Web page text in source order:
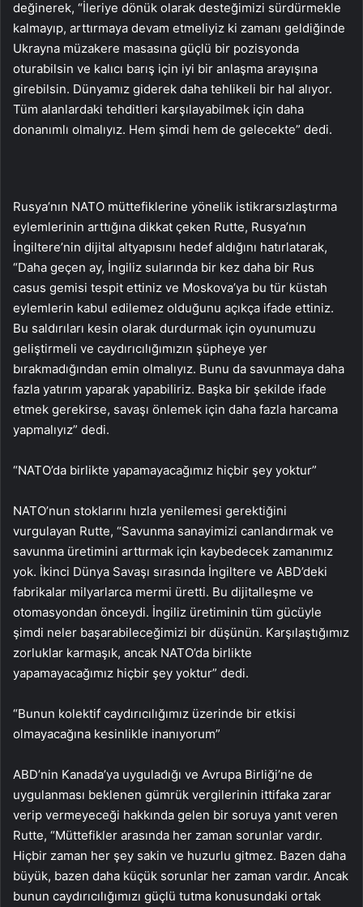
değinerek, “İleriye dönük olarak desteğimizi sürdürmekle
kalmayıp, arttırmaya devam etmeliyiz ki zamanı geldiğinde
Ukrayna müzakere masasına güçlü bir pozisyonda
oturabilsin ve kalıcı barış için iyi bir anlaşma arayışına
girebilsin. Dünyamız giderek daha tehlikeli bir hal alıyor.
Tüm alanlardaki tehditleri karşılayabilmek için daha
donanımlı olmalıyız. Hem şimdi hem de gelecekte” dedi.
Rusya’nın NATO müttefiklerine yönelik istikrarsızlaştırma
eylemlerinin arttığına dikkat çeken Rutte, Rusya’nın
İngiltere’nin dijital altyapısını hedef aldığını hatırlatarak,
“Daha geçen ay, İngiliz sularında bir kez daha bir Rus
casus gemisi tespit ettiniz ve Moskova’ya bu tür küstah
eylemlerin kabul edilemez olduğunu açıkça ifade ettiniz.
Bu saldırıları kesin olarak durdurmak için oyunumuzu
geliştirmeli ve caydırıcılığımızın şüpheye yer
bırakmadığından emin olmalıyız. Bunu da savunmaya daha
fazla yatırım yaparak yapabiliriz. Başka bir şekilde ifade
etmek gerekirse, savaşı önlemek için daha fazla harcama
yapmalıyız” dedi.
“NATO’da birlikte yapamayacağımız hiçbir şey yoktur”
NATO’nun stoklarını hızla yenilemesi gerektiğini
vurgulayan Rutte, “Savunma sanayimizi canlandırmak ve
savunma üretimini arttırmak için kaybedecek zamanımız
yok. İkinci Dünya Savaşı sırasında İngiltere ve ABD’deki
fabrikalar milyarlarca mermi üretti. Bu dijitalleşme ve
otomasyondan önceydi. İngiliz üretiminin tüm gücüyle
şimdi neler başarabileceğimizi bir düşünün. Karşılaştığımız
zorluklar karmaşık, ancak NATO’da birlikte
yapamayacağımız hiçbir şey yoktur” dedi.
“Bunun kolektif caydırıcılığımız üzerinde bir etkisi
olmayacağına kesinlikle inanıyorum”
ABD’nin Kanada’ya uyguladığı ve Avrupa Birliği’ne de
uygulanması beklenen gümrük vergilerinin ittifaka zarar
verip vermeyeceği hakkında gelen bir soruya yanıt veren
Rutte, “Müttefikler arasında her zaman sorunlar vardır.
Hiçbir zaman her şey sakin ve huzurlu gitmez. Bazen daha
büyük, bazen daha küçük sorunlar her zaman vardır. Ancak
bunun caydırıcılığımızı güçlü tutma konusundaki ortak